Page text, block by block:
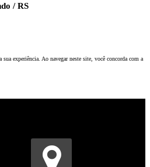
/ RS
experiência. Ao navegar neste site, você concorda com a